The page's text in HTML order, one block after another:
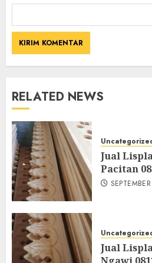
RELATED NEWS
Jual
Pacitan
Jual
Ngawi